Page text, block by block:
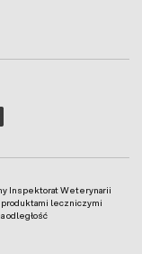
Inspektorat Weterynarii
produktami leczniczymi
odległość